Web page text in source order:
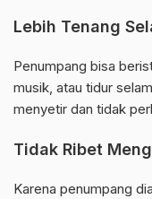
Lebih Tenang
Penumpang bisa
musik, atau tidur
menyetir dan tidak
Tidak Ribet
Karena penumpang